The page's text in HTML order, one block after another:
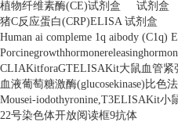
植物纤维素酶(CE)试剂盒 试剂盒
猪C反应蛋白(CRP)ELISA 试剂盒
Human ai compleme 1q aibody (C1q)
CLIAKitforaGTELISAKit大鼠血管紧
血液葡萄糖激酶(glucosekinase) 比色
Mousei-iodothyronine,T3ELISAKit小
22号染色体开放阅读框9抗体